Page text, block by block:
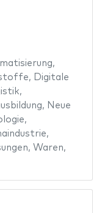
,
, Digitale
,
, Neue
,
,
, Waren,